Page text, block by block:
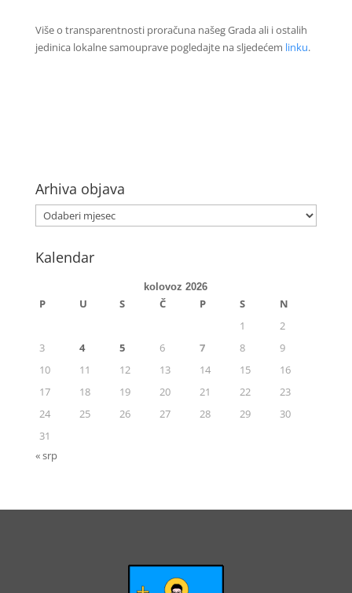
Više o transparentnosti proračuna našeg Grada ali i ostalih
jedinica lokalne samouprave pogledajte na sljedećem linku.
Arhiva objava
Kalendar
kolovoz 2026
P U S Č P S
N
1
2
3
4 5 6 7 8
9
10
11 12 13 14 15
16
17
18 19 20 21 22
23
24
25 26 27 28 29
30
31
« srp